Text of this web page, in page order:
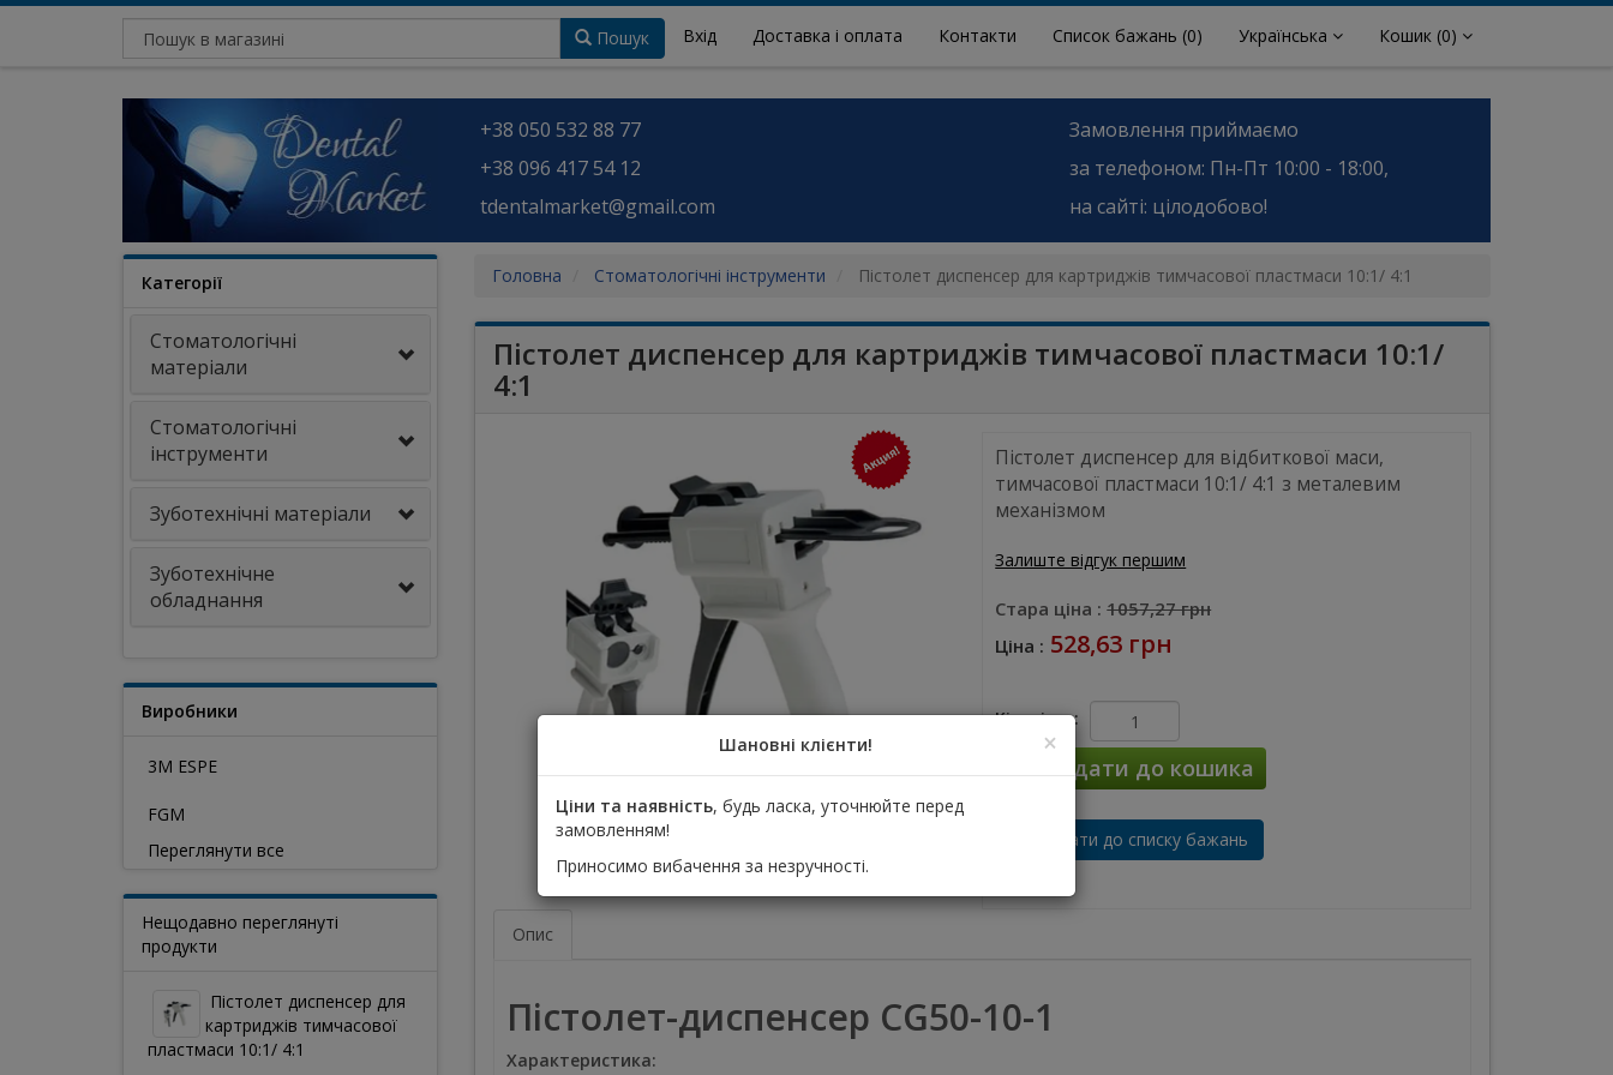
Вхід Доставка і оплата Контакти Список бажань (0) Українська Кошик (0)
Пошук
+38 050 532 88 77
+38 096 417 54 12
tdentalmarket@gmail.com
Замовлення приймаємо
за телефоном: Пн-Пт 10:00 - 18:00,
на сайті: цілодобово!
Категорії
Стоматологічні
матеріали
Стоматологічні
інструменти
Зуботехнічні матеріали
Зуботехнічне
обладнання
Виробники
3M ESPE
FGM
Переглянути все
Нещодавно переглянуті
продукти
Пістолет диспенсер для
картриджів тимчасової
пластмаси 10:1/ 4:1
Головна Стоматологічні інструменти Пістолет диспенсер для картриджів тимчасової пластмаси 10:1/ 4:1
Пістолет диспенсер для картриджів тимчасової пластмаси 10:1/
4:1
Пістолет диспенсер для відбиткової маси,
тимчасової пластмаси 10:1/ 4:1 з металевим
механізмом
Залиште відгук першим
Стара ціна : 1057,27 грн
Ціна : 528,63 грн
Кількість:
Додати до кошика
Додати до списку бажань
Опис
Пістолет-диспенсер CG50-10-1
Характеристика:
Шановні клієнти! ×
Ціни та наявність, будь ласка, уточнюйте перед
замовленням!
Приносимо вибачення за незручності.